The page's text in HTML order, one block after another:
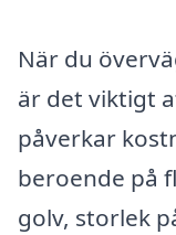
När du
är det viktigt
påverkar
beroende på
golv, storlek